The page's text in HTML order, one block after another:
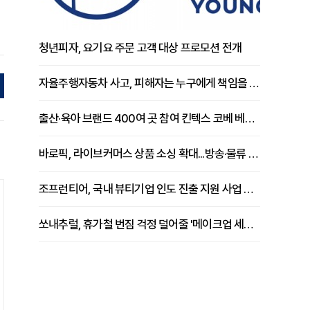
청년피자, 요기요 주문 고객 대상 프로모션 전개
자율주행자동차 사고, 피해자는 누구에게 책임을 물을 수 있을까
출산·육아 브랜드 400여 곳 참여 킨텍스 코베 베이비페어 개막
바로픽, 라이브커머스 상품 소싱 확대...방송·물류 원스톱 지원 강화
조프런티어, 국내 뷰티기업 인도 진출 지원 사업 추진
쏘내추럴, 휴가철 번짐 걱정 덜어줄 '메이크업 세팅 멀티 매직 실러' 제안